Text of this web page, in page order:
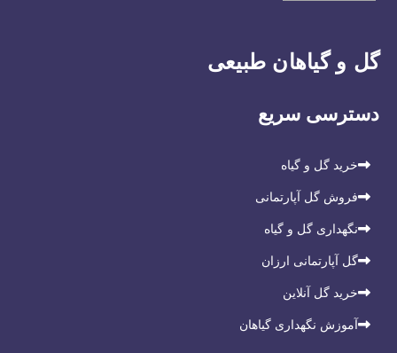
گل و گیاهان طبیعی
دسترسی سریع
خرید گل و گیاه
فروش گل آپارتمانی
نگهداری گل و گیاه
گل آپارتمانی ارزان
خرید گل آنلاین
آموزش نگهداری گیاهان